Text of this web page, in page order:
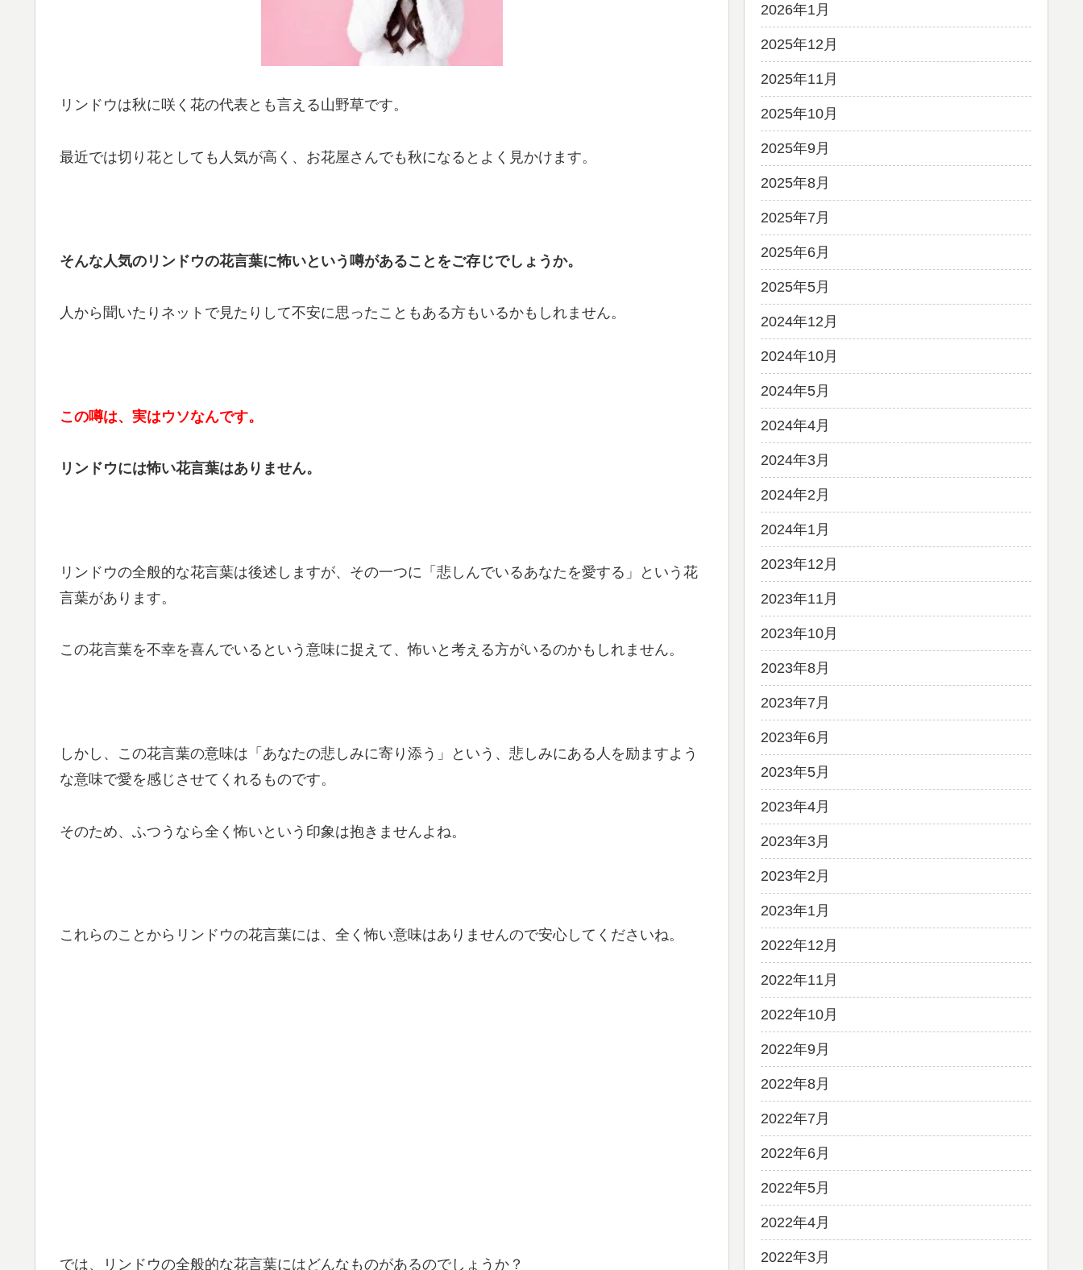
リンドウは秋に咲く花の代表とも言える山野草です。
最近では切り花としても人気が高く、お花屋さんでも秋になるとよく見かけます。
そんな人気のリンドウの花言葉に怖いという噂があることをご存じでしょうか。
人から聞いたりネットで見たりして不安に思ったこともある方もいるかもしれません。
この噂は、実はウソなんです。
リンドウには怖い花言葉はありません。
リンドウの全般的な花言葉は後述しますが、その一つに「悲しんでいるあなたを愛する」という花
言葉があります。
この花言葉を不幸を喜んでいるという意味に捉えて、怖いと考える方がいるのかもしれません。
しかし、この花言葉の意味は「あなたの悲しみに寄り添う」という、悲しみにある人を励ますよう
な意味で愛を感じさせてくれるものです。
そのため、ふつうなら全く怖いという印象は抱きませんよね。
これらのことからリンドウの花言葉には、全く怖い意味はありませんので安心してくださいね。
では、リンドウの全般的な花言葉にはどんなものがあるのでしょうか？
2026年1月
2025年12月
2025年11月
2025年10月
2025年9月
2025年8月
2025年7月
2025年6月
2025年5月
2024年12月
2024年10月
2024年5月
2024年4月
2024年3月
2024年2月
2024年1月
2023年12月
2023年11月
2023年10月
2023年8月
2023年7月
2023年6月
2023年5月
2023年4月
2023年3月
2023年2月
2023年1月
2022年12月
2022年11月
2022年10月
2022年9月
2022年8月
2022年7月
2022年6月
2022年5月
2022年4月
2022年3月